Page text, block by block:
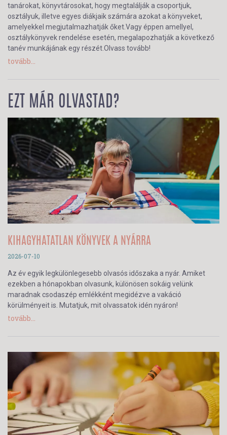
tanárokat, könyvtárosokat, hogy megtalálják a csoportjuk,
osztályuk, illetve egyes diákjaik számára azokat a könyveket,
amelyekkel megjutalmazhatják őket.Vagy éppen amellyel,
osztálykönyvek rendelése esetén, megalapozhatják a következő
tanév munkájának egy részét.Olvass tovább!
tovább...
EZT MÁR OLVASTAD?
KIHAGYHATATLAN KÖNYVEK A NYÁRRA
2026-07-10
Az év egyik legkülönlegesebb olvasós időszaka a nyár. Amiket
ezekben a hónapokban olvasunk, különösen sokáig velünk
maradnak csodaszép emlékként megidézve a vakáció
körülményeit is. Mutatjuk, mit olvassatok idén nyáron!
tovább...